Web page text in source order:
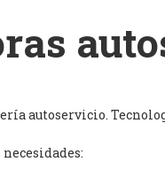
autoservicio.